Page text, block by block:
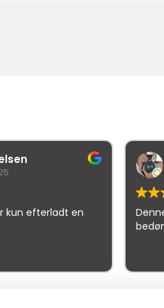
malthe holm
Denne bruger har kun